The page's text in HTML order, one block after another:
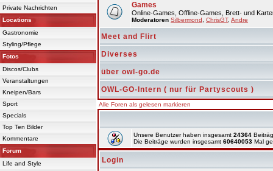
Private Nachrichten
Locations
Gastronomie
Styling/Pflege
Fotos
Discos/Clubs
Veranstaltungen
Kneipen/Bars
Sport
Specials
Top Ten Bilder
Kommentare
Forum
Life and Style
Games
Online-Games, Offline-Games, Brett- und
Moderatoren Silbermond ChrisGT, Andre
Meet and Flirt
Diverses
über owl-go.de
OWL-GO-Intern ( nur für Partyscouts )
Alle Foren als gelesen markieren
Unsere Benutzer haben insgesamt 24364
Die Beiträge wurden insgesamt 60640053 Mal
Login